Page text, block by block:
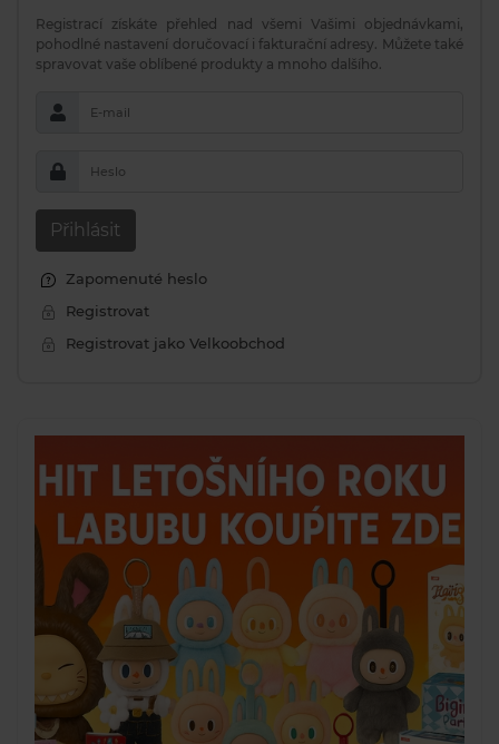
Registrací získáte přehled nad všemi Vašimi objednávkami,
pohodlné nastavení doručovací i fakturační adresy. Můžete také
spravovat vaše oblíbené produkty a mnoho dalšího.
E-mail
Heslo
Přihlásit
Zapomenuté heslo
Registrovat
Registrovat jako Velkoobchod